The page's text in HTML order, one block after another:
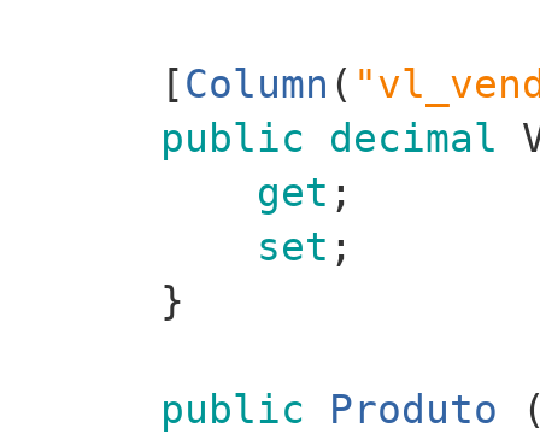
[Column (
public
decimal
get ;
set ;
}
public Produto